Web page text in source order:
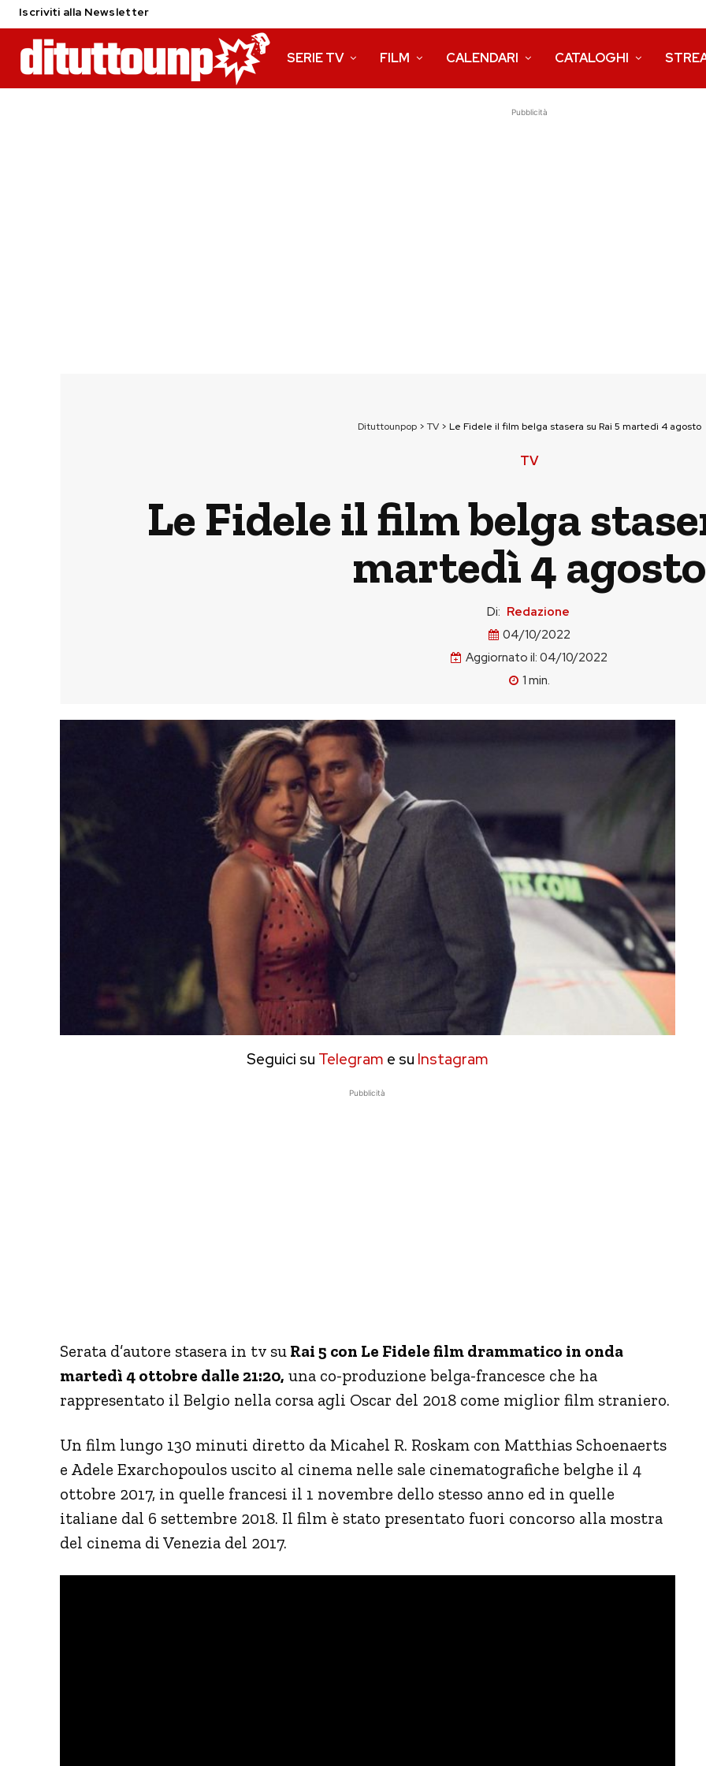
Iscriviti alla Newsletter
SERIE TV FILM CALENDARI CATALOGHI
Pubblicità
Dituttounpop> TV> Le Fidele il film belga stasera su Rai 5 martedì 4 agosto
TV
Le Fidele il film belga
martedì 4 agosto
Di: Redazione
04/10/2022
Aggiornato il: 04/10/2022
1 min.
Seguici su Telegram e su Instagram
Pubblicità
Serata d’autore stasera in tv su Rai 5 con Le Fidele film drammatico in onda
martedì 4 ottobre dalle 21:20, una co-produzione belga-francesce che ha
rappresentato il Belgio nella corsa agli Oscar del 2018 come miglior film straniero.
Un film lungo 130 minuti diretto da Micahel R. Roskam con Matthias Schoenaerts
e Adele Exarchopoulos uscito al cinema nelle sale cinematografiche belghe il 4
ottobre 2017, in quelle francesi il 1 novembre dello stesso anno ed in quelle
italiane dal 6 settembre 2018. Il film è stato presentato fuori concorso alla mostra
del cinema di Venezia del 2017.